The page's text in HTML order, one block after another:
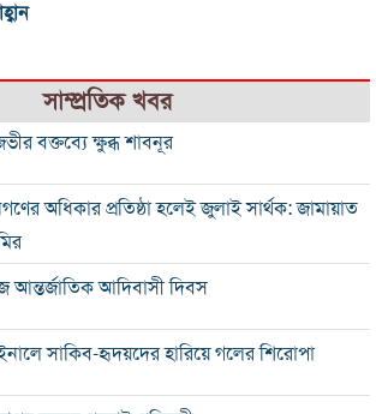
সাম্প্রতিক খবর
বক্তব্যে ক্ষুব্ধ শাবনূর
অধিকার প্রতিষ্ঠা হলেই জুলাই সার্থক: জামায়াত
আদিবাসী দিবস
সাকিব-হৃদয়দের হারিয়ে গলের শিরোপা